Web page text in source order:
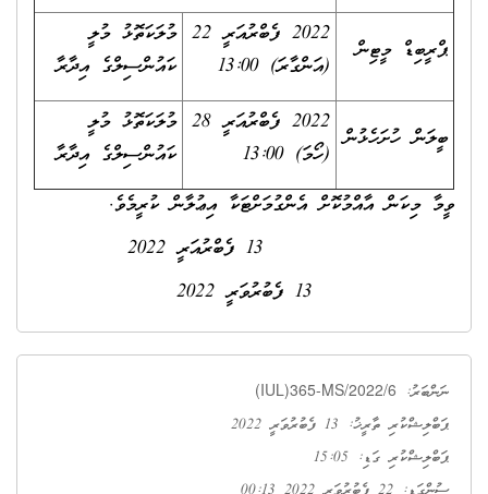
ޕްރީބިޑް މީޓިން
2022 ފެބްރުއަރީ 22
(އަންގާރަ) 13:00
މުލަކަތޮޅު މުލީ
ކައުންސިލްގެ އިދާރާ
ބީލަން ހުށަހެޅުން
2022 ފެބްރުއަރީ 28
(ހޯމަ) 13:00
މުލަކަތޮޅު މުލީ
ކައުންސިލްގެ އިދާރާ
ވީމާ މިކަން އާއްމުކޮށް އެންގުމަށްޓަކާ އިޢުލާން ކުރީމެވެ.
13 ފެބުރުވަރީ 2022
ނަންބަރު: (IUL)365-MS/2022/6
ޕަބްލިޝްކުރި ތާރީޚު: 13 ފެބުރުވަރީ 2022
ޕަބްލިޝްކުރި ގަޑި: 15:05